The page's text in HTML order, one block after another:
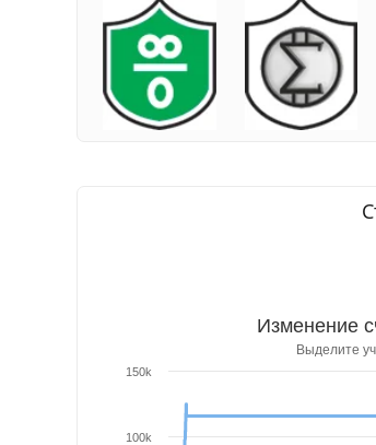
Изменение
Выделите
100k
150k